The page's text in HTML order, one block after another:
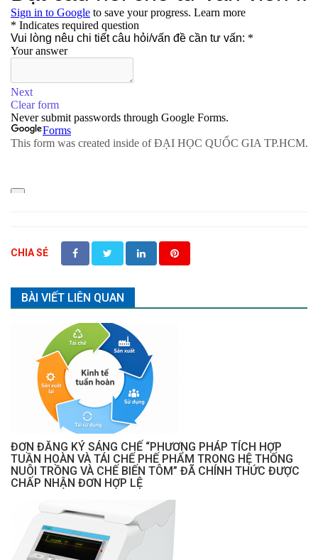
CHIA SẺ
BÀI VIẾT LIÊN QUAN
ĐƠN ĐĂNG KÝ SÁNG CHẾ “PHƯƠNG PHÁP TÍCH HỢP
TUẦN HOÀN VÀ TÁI CHẾ PHẾ PHẨM TRONG HỆ THỐNG
NUÔI TRỒNG VÀ CHẾ BIẾN TÔM” ĐÃ CHÍNH THỨC ĐƯỢC
CHẤP NHẬN ĐƠN HỢP LỆ